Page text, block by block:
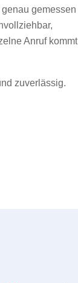
gemessen
Anruf kommt
zuverlässig.